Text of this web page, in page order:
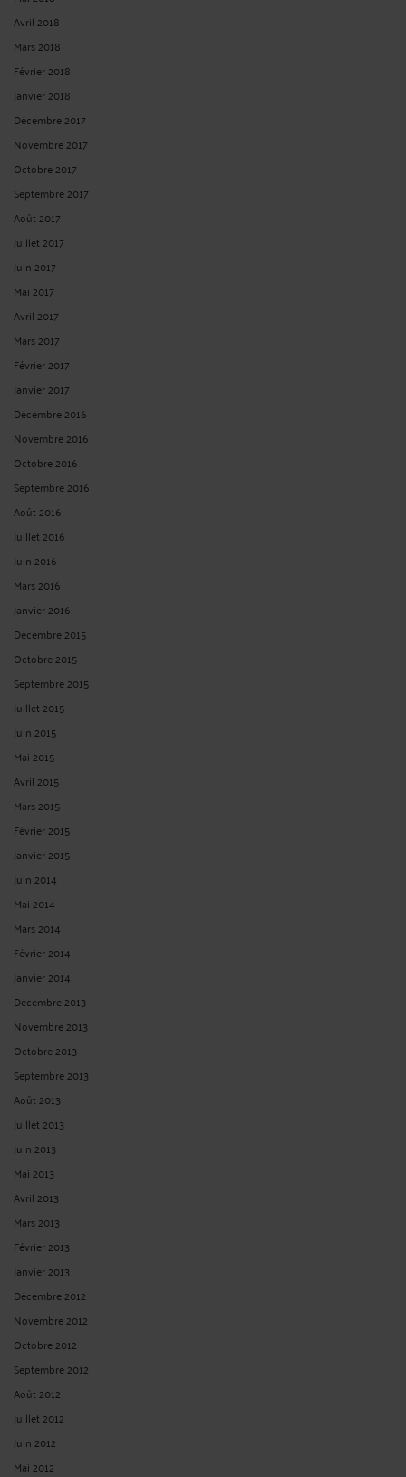
Avril 2018
Mars 2018
Février 2018
Janvier 2018
Décembre 2017
Novembre 2017
Octobre 2017
Septembre 2017
Août 2017
Juillet 2017
Juin 2017
Mai 2017
Avril 2017
Mars 2017
Février 2017
Janvier 2017
Décembre 2016
Novembre 2016
Octobre 2016
Septembre 2016
Août 2016
Juillet 2016
Juin 2016
Mars 2016
Janvier 2016
Décembre 2015
Octobre 2015
Septembre 2015
Juillet 2015
Juin 2015
Mai 2015
Avril 2015
Mars 2015
Février 2015
Janvier 2015
Juin 2014
Mai 2014
Mars 2014
Février 2014
Janvier 2014
Décembre 2013
Novembre 2013
Octobre 2013
Septembre 2013
Août 2013
Juillet 2013
Juin 2013
Mai 2013
Avril 2013
Mars 2013
Février 2013
Janvier 2013
Décembre 2012
Novembre 2012
Octobre 2012
Septembre 2012
Août 2012
Juillet 2012
Juin 2012
Mai 2012